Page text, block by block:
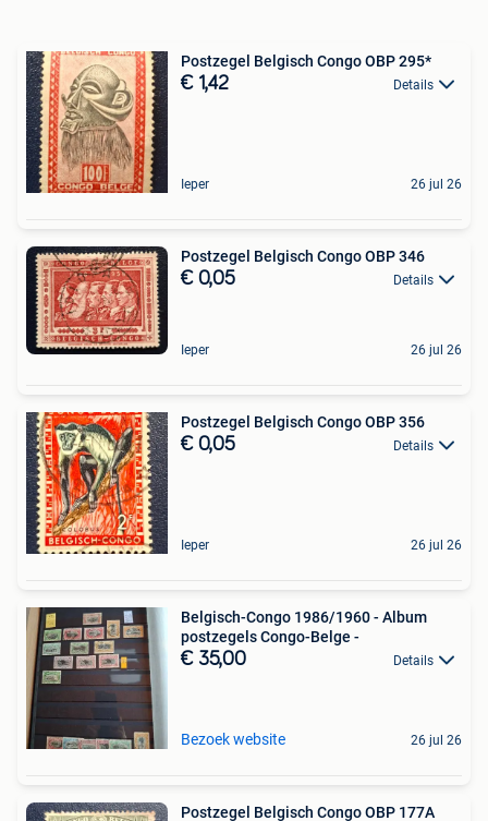
Postzegel Belgisch Congo OBP 295*
€ 1,42 Details
Ieper 26 jul 26
Postzegel Belgisch Congo OBP 346
€ 0,05 Details
Ieper 26 jul 26
Postzegel Belgisch Congo OBP 356
€ 0,05 Details
Ieper 26 jul 26
Belgisch-Congo 1986/1960 - Album
postzegels Congo-Belge -
€ 35,00 Details
Bezoek website 26 jul 26
Postzegel Belgisch Congo OBP 177A